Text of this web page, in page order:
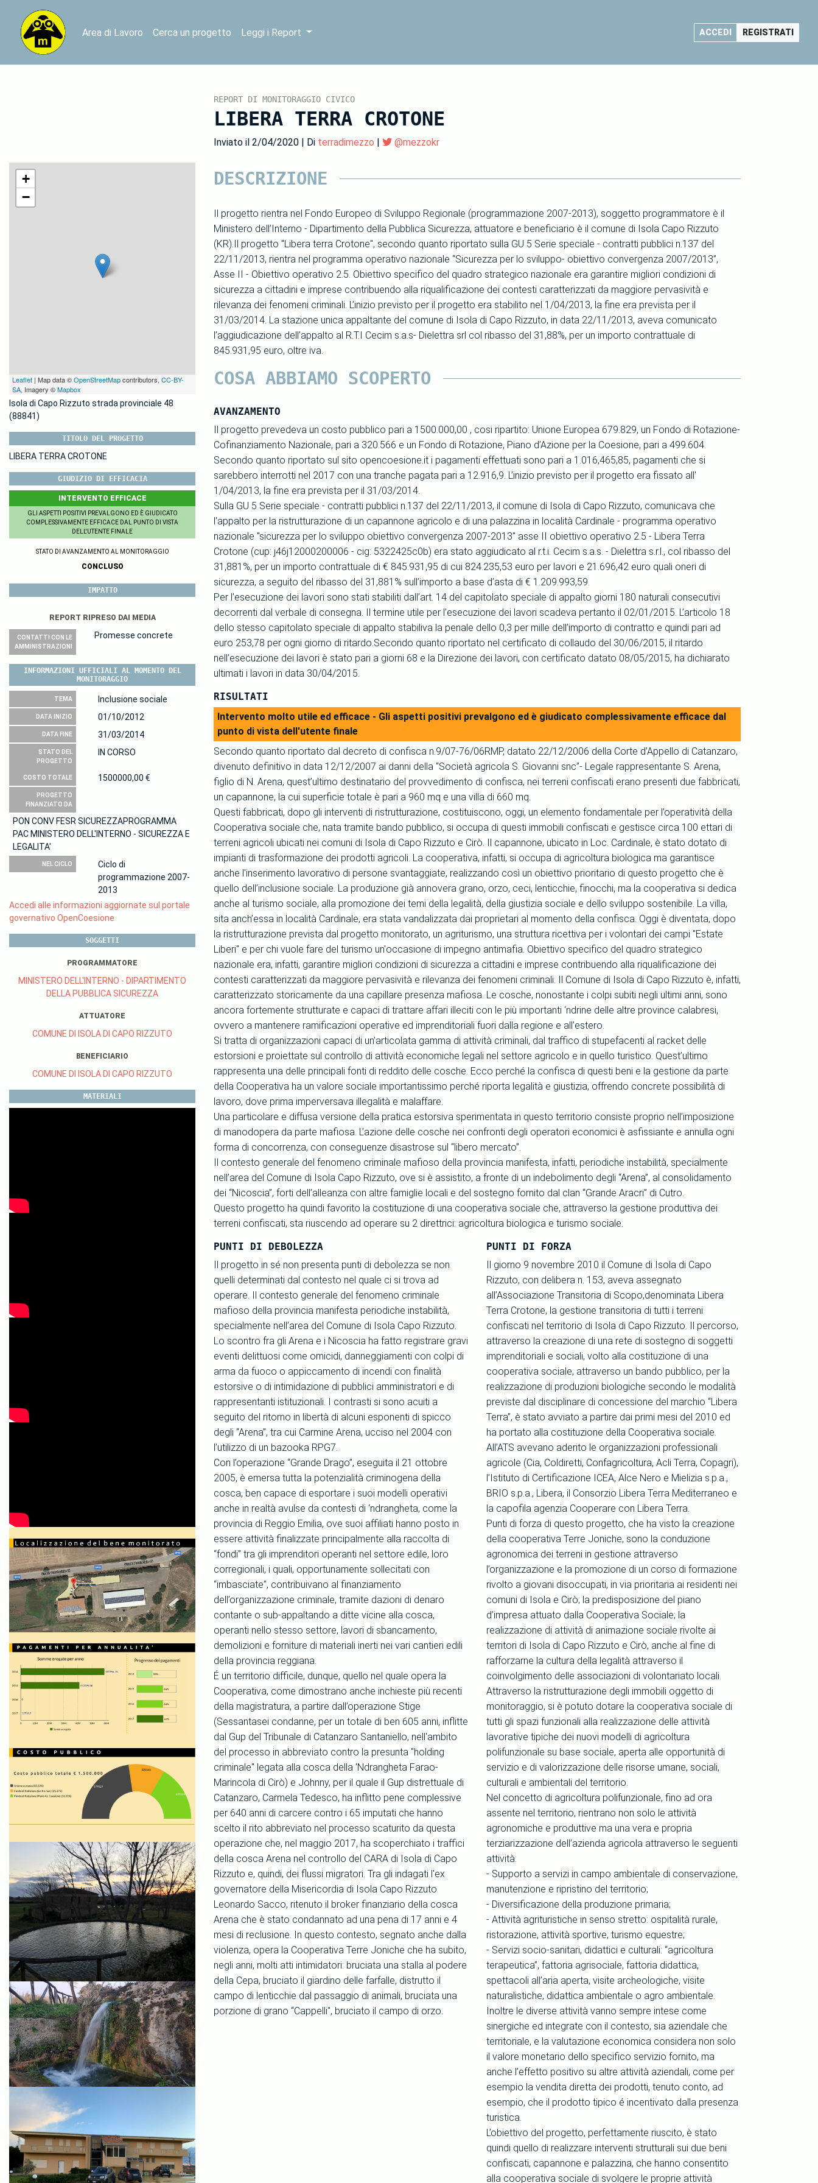
Area di Lavoro Cerca un progetto Leggi i Report ACCEDI REGISTRATI
REPORT DI MONITORAGGIO CIVICO
LIBERA TERRA CROTONE
Inviato il 2/04/2020 | Di terradimezzo | @mezzokr
+
−
Leaflet | Map data ©OpenStreetMapcontributors, CC-BY-
SA, Imagery ©Mapbox
Isola di Capo Rizzuto strada provinciale 48
(88841)
TITOLO DEL PROGETTO
LIBERA TERRA CROTONE
GIUDIZIO DI EFFICACIA
INTERVENTO EFFICACE
GLI ASPETTI POSITIVI PREVALGONO ED È GIUDICATO
COMPLESSIVAMENTE EFFICACE DAL PUNTO DI VISTA
DELL'UTENTE FINALE
STATO DI AVANZAMENTO AL MONITORAGGIO
CONCLUSO
IMPATTO
REPORT RIPRESO DAI MEDIA
CONTATTI CON LE
AMMINISTRAZIONI
Promesse concrete
INFORMAZIONI UFFICIALI AL MOMENTO DEL
MONITORAGGIO
TEMA Inclusione sociale
DATA INIZIO 01/10/2012
DATA FINE 31/03/2014
STATO DEL
PROGETTO
IN CORSO
COSTO TOTALE 1500000,00 €
PROGETTO
FINANZIATO DA
PON CONV FESR SICUREZZAPROGRAMMA
PAC MINISTERO DELL'INTERNO - SICUREZZA E
LEGALITA'
NEL CICLO
Ciclo di
programmazione 2007-
2013
Accedi alle informazioni aggiornate sul portale
governativo OpenCoesione
SOGGETTI
PROGRAMMATORE
MINISTERO DELL'INTERNO - DIPARTIMENTO
DELLA PUBBLICA SICUREZZA
ATTUATORE
COMUNE DI ISOLA DI CAPO RIZZUTO
BENEFICIARIO
COMUNE DI ISOLA DI CAPO RIZZUTO
MATERIALI
DESCRIZIONE
Il progetto rientra nel Fondo Europeo di Sviluppo Regionale (programmazione 2007-2013), soggetto programmatore è il
Ministero dell’Interno - Dipartimento della Pubblica Sicurezza, attuatore e beneficiario è il comune di Isola Capo Rizzuto
(KR).Il progetto "Libera terra Crotone", secondo quanto riportato sulla GU 5 Serie speciale - contratti pubblici n.137 del
22/11/2013, rientra nel programma operativo nazionale “Sicurezza per lo sviluppo- obiettivo convergenza 2007/2013”,
Asse II - Obiettivo operativo 2.5. Obiettivo specifico del quadro strategico nazionale era garantire migliori condizioni di
sicurezza a cittadini e imprese contribuendo alla riqualificazione dei contesti caratterizzati da maggiore pervasività e
rilevanza dei fenomeni criminali. L’inizio previsto per il progetto era stabilito nel 1/04/2013, la fine era prevista per il
31/03/2014. La stazione unica appaltante del comune di Isola di Capo Rizzuto, in data 22/11/2013, aveva comunicato
l’aggiudicazione dell’appalto al R.T.I Cecim s.a.s- Dielettra srl col ribasso del 31,88%, per un importo contrattuale di
845.931,95 euro, oltre iva.
COSA ABBIAMO SCOPERTO
AVANZAMENTO
Il progetto prevedeva un costo pubblico pari a 1500.000,00 , cosi ripartito: Unione Europea 679.829, un Fondo di Rotazione-
Cofinanziamento Nazionale, pari a 320.566 e un Fondo di Rotazione, Piano d’Azione per la Coesione, pari a 499.604.
Secondo quanto riportato sul sito opencoesione.it i pagamenti effettuati sono pari a 1.016,465,85, pagamenti che si
sarebbero interrotti nel 2017 con una tranche pagata pari a 12.916,9. L’inizio previsto per il progetto era fissato all'
1/04/2013, la fine era prevista per il 31/03/2014.
Sulla GU 5 Serie speciale - contratti pubblici n.137 del 22/11/2013, il comune di Isola di Capo Rizzuto, comunicava che
l'appalto per la ristrutturazione di un capannone agricolo e di una palazzina in località Cardinale - programma operativo
nazionale "sicurezza per lo sviluppo obiettivo convergenza 2007-2013" asse II obiettivo operativo 2.5 - Libera Terra
Crotone (cup: j46j12000200006 - cig: 5322425c0b) era stato aggiudicato al r.t.i. Cecim s.a.s. - Dielettra s.r.l., col ribasso del
31,881%, per un importo contrattuale di € 845.931,95 di cui 824.235,53 euro per lavori e 21.696,42 euro quali oneri di
sicurezza, a seguito del ribasso del 31,881% sull’importo a base d’asta di € 1.209.993,59.
Per l’esecuzione dei lavori sono stati stabiliti dall’art. 14 del capitolato speciale di appalto giorni 180 naturali consecutivi
decorrenti dal verbale di consegna. Il termine utile per l’esecuzione dei lavori scadeva pertanto il 02/01/2015. L’articolo 18
dello stesso capitolato speciale di appalto stabiliva la penale dello 0,3 per mille dell’importo di contratto e quindi pari ad
euro 253,78 per ogni giorno di ritardo.Secondo quanto riportato nel certificato di collaudo del 30/06/2015, il ritardo
nell’esecuzione dei lavori è stato pari a giorni 68 e la Direzione dei lavori, con certificato datato 08/05/2015, ha dichiarato
ultimati i lavori in data 30/04/2015.
RISULTATI
Intervento molto utile ed efficace - Gli aspetti positivi prevalgono ed è giudicato complessivamente efficace dal
punto di vista dell'utente finale
Secondo quanto riportato dal decreto di confisca n.9/07-76/06RMP, datato 22/12/2006 della Corte d’Appello di Catanzaro,
divenuto definitivo in data 12/12/2007 ai danni della “Società agricola S. Giovanni snc”- Legale rappresentante S. Arena,
figlio di N. Arena, quest’ultimo destinatario del provvedimento di confisca, nei terreni confiscati erano presenti due fabbricati,
un capannone, la cui superficie totale è pari a 960 mq e una villa di 660 mq.
Questi fabbricati, dopo gli interventi di ristrutturazione, costituiscono, oggi, un elemento fondamentale per l’operatività della
Cooperativa sociale che, nata tramite bando pubblico, si occupa di questi immobili confiscati e gestisce circa 100 ettari di
terreni agricoli ubicati nei comuni di Isola di Capo Rizzuto e Cirò. Il capannone, ubicato in Loc. Cardinale, è stato dotato di
impianti di trasformazione dei prodotti agricoli. La cooperativa, infatti, si occupa di agricoltura biologica ma garantisce
anche l'inserimento lavorativo di persone svantaggiate, realizzando così un obiettivo prioritario di questo progetto che è
quello dell’inclusione sociale. La produzione già annovera grano, orzo, ceci, lenticchie, finocchi, ma la cooperativa si dedica
anche al turismo sociale, alla promozione dei temi della legalità, della giustizia sociale e dello sviluppo sostenibile. La villa,
sita anch’essa in località Cardinale, era stata vandalizzata dai proprietari al momento della confisca. Oggi è diventata, dopo
la ristrutturazione prevista dal progetto monitorato, un agriturismo, una struttura ricettiva per i volontari dei campi "Estate
Liberi" e per chi vuole fare del turismo un'occasione di impegno antimafia. Obiettivo specifico del quadro strategico
nazionale era, infatti, garantire migliori condizioni di sicurezza a cittadini e imprese contribuendo alla riqualificazione dei
contesti caratterizzati da maggiore pervasività e rilevanza dei fenomeni criminali. Il Comune di Isola di Capo Rizzuto è, infatti,
caratterizzato storicamente da una capillare presenza mafiosa. Le cosche, nonostante i colpi subiti negli ultimi anni, sono
ancora fortemente strutturate e capaci di trattare affari illeciti con le più importanti ‘ndrine delle altre province calabresi,
ovvero a mantenere ramificazioni operative ed imprenditoriali fuori dalla regione e all’estero.
Si tratta di organizzazioni capaci di un’articolata gamma di attività criminali, dal traffico di stupefacenti al racket delle
estorsioni e proiettate sul controllo di attività economiche legali nel settore agricolo e in quello turistico. Quest’ultimo
rappresenta una delle principali fonti di reddito delle cosche. Ecco perché la confisca di questi beni e la gestione da parte
della Cooperativa ha un valore sociale importantissimo perché riporta legalità e giustizia, offrendo concrete possibilità di
lavoro, dove prima imperversava illegalità e malaffare.
Una particolare e diffusa versione della pratica estorsiva sperimentata in questo territorio consiste proprio nell’imposizione
di manodopera da parte mafiosa. L’azione delle cosche nei confronti degli operatori economici è asfissiante e annulla ogni
forma di concorrenza, con conseguenze disastrose sul “libero mercato”.
Il contesto generale del fenomeno criminale mafioso della provincia manifesta, infatti, periodiche instabilità, specialmente
nell’area del Comune di Isola Capo Rizzuto, ove si è assistito, a fronte di un indebolimento degli “Arena”, al consolidamento
dei “Nicoscia”, forti dell’alleanza con altre famiglie locali e del sostegno fornito dal clan “Grande Aracri” di Cutro.
Questo progetto ha quindi favorito la costituzione di una cooperativa sociale che, attraverso la gestione produttiva dei
terreni confiscati, sta riuscendo ad operare su 2 direttrici: agricoltura biologica e turismo sociale.
PUNTI DI DEBOLEZZA
Il progetto in sé non presenta punti di debolezza se non
quelli determinati dal contesto nel quale ci si trova ad
operare. Il contesto generale del fenomeno criminale
mafioso della provincia manifesta periodiche instabilità,
specialmente nell’area del Comune di Isola Capo Rizzuto.
Lo scontro fra gli Arena e i Nicoscia ha fatto registrare gravi
eventi delittuosi come omicidi, danneggiamenti con colpi di
arma da fuoco o appiccamento di incendi con finalità
estorsive o di intimidazione di pubblici amministratori e di
rappresentanti istituzionali. I contrasti si sono acuiti a
seguito del ritorno in libertà di alcuni esponenti di spicco
degli “Arena”, tra cui Carmine Arena, ucciso nel 2004 con
l’utilizzo di un bazooka RPG7.
Con l’operazione “Grande Drago”, eseguita il 21 ottobre
2005, è emersa tutta la potenzialità criminogena della
cosca, ben capace di esportare i suoi modelli operativi
anche in realtà avulse da contesti di ‘ndrangheta, come la
provincia di Reggio Emilia, ove suoi affiliati hanno posto in
essere attività finalizzate principalmente alla raccolta di
“fondi” tra gli imprenditori operanti nel settore edile, loro
corregionali, i quali, opportunamente sollecitati con
“imbasciate”, contribuivano al finanziamento
dell’organizzazione criminale, tramite dazioni di denaro
contante o sub-appaltando a ditte vicine alla cosca,
operanti nello stesso settore, lavori di sbancamento,
demolizioni e forniture di materiali inerti nei vari cantieri edili
della provincia reggiana.
É un territorio difficile, dunque, quello nel quale opera la
Cooperativa, come dimostrano anche inchieste più recenti
della magistratura, a partire dall’operazione Stige
(Sessantasei condanne, per un totale di ben 605 anni, inflitte
dal Gup del Tribunale di Catanzaro Santaniello, nell'ambito
del processo in abbreviato contro la presunta "holding
criminale" legata alla cosca della 'Ndrangheta Farao-
Marincola di Cirò) e Johnny, per il quale il Gup distrettuale di
Catanzaro, Carmela Tedesco, ha inflitto pene complessive
per 640 anni di carcere contro i 65 imputati che hanno
scelto il rito abbreviato nel processo scaturito da questa
operazione che, nel maggio 2017, ha scoperchiato i traffici
della cosca Arena nel controllo del CARA di Isola di Capo
Rizzuto e, quindi, dei flussi migratori. Tra gli indagati l'ex
governatore della Misericordia di Isola Capo Rizzuto
Leonardo Sacco, ritenuto il broker finanziario della cosca
Arena che è stato condannato ad una pena di 17 anni e 4
mesi di reclusione. In questo contesto, segnato anche dalla
violenza, opera la Cooperativa Terre Joniche che ha subito,
negli anni, molti atti intimidatori: bruciata una stalla al podere
della Cepa, bruciato il giardino delle farfalle, distrutto il
campo di lenticchie dal passaggio di animali, bruciata una
porzione di grano “Cappelli", bruciato il campo di orzo.
PUNTI DI FORZA
Il giorno 9 novembre 2010 il Comune di Isola di Capo
Rizzuto, con delibera n. 153, aveva assegnato
all’Associazione Transitoria di Scopo,denominata Libera
Terra Crotone, la gestione transitoria di tutti i terreni
confiscati nel territorio di Isola di Capo Rizzuto. Il percorso,
attraverso la creazione di una rete di sostegno di soggetti
imprenditoriali e sociali, volto alla costituzione di una
cooperativa sociale, attraverso un bando pubblico, per la
realizzazione di produzioni biologiche secondo le modalità
previste dal disciplinare di concessione del marchio “Libera
Terra”, è stato avviato a partire dai primi mesi del 2010 ed
ha portato alla costituzione della Cooperativa sociale.
All’ATS avevano aderito le organizzazioni professionali
agricole (Cia, Coldiretti, Confagricoltura, Acli Terra, Copagri),
l’Istituto di Certificazione ICEA, Alce Nero e Mielizia s.p.a.,
BRIO s.p.a., Libera, il Consorzio Libera Terra Mediterraneo e
la capofila agenzia Cooperare con Libera Terra.
Punti di forza di questo progetto, che ha visto la creazione
della cooperativa Terre Joniche, sono la conduzione
agronomica dei terreni in gestione attraverso
l’organizzazione e la promozione di un corso di formazione
rivolto a giovani disoccupati, in via prioritaria ai residenti nei
comuni di Isola e Cirò; la predisposizione del piano
d’impresa attuato dalla Cooperativa Sociale; la
realizzazione di attività di animazione sociale rivolte ai
territori di Isola di Capo Rizzuto e Cirò, anche al fine di
rafforzarne la cultura della legalità attraverso il
coinvolgimento delle associazioni di volontariato locali.
Attraverso la ristrutturazione degli immobili oggetto di
monitoraggio, si è potuto dotare la cooperativa sociale di
tutti gli spazi funzionali alla realizzazione delle attività
lavorative tipiche dei nuovi modelli di agricoltura
polifunzionale su base sociale, aperta alle opportunità di
servizio e di valorizzazione delle risorse umane, sociali,
culturali e ambientali del territorio.
Nel concetto di agricoltura polifunzionale, fino ad ora
assente nel territorio, rientrano non solo le attività
agronomiche e produttive ma una vera e propria
terziarizzazione dell’azienda agricola attraverso le seguenti
attività:
- Supporto a servizi in campo ambientale di conservazione,
manutenzione e ripristino del territorio;
- Diversificazione della produzione primaria;
- Attività agrituristiche in senso stretto: ospitalità rurale,
ristorazione, attività sportive, turismo equestre;
- Servizi socio-sanitari, didattici e culturali: “agricoltura
terapeutica”, fattoria agrisociale, fattoria didattica,
spettacoli all’aria aperta, visite archeologiche, visite
naturalistiche, didattica ambientale o agro ambientale.
Inoltre le diverse attività vanno sempre intese come
sinergiche ed integrate con il contesto, sia aziendale che
territoriale, e la valutazione economica considera non solo
il valore monetario dello specifico servizio fornito, ma
anche l’effetto positivo su altre attività aziendali, come per
esempio la vendita diretta dei prodotti, tenuto conto, ad
esempio, che il prodotto tipico é incentivato dalla presenza
turistica.
L’obiettivo del progetto, perfettamente riuscito, è stato
quindi quello di realizzare interventi strutturali sui due beni
confiscati, capannone e palazzina, che hanno consentito
alla cooperativa sociale di svolgere le proprie attività